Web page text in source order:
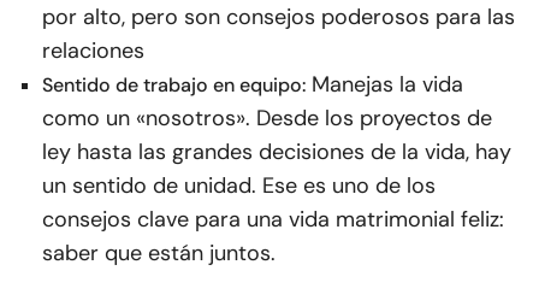
por alto, pero son consejos poderosos para las
relaciones
Sentido de trabajo en equipo: Manejas la vida
como un «nosotros». Desde los proyectos de
ley hasta las grandes decisiones de la vida, hay
un sentido de unidad. Ese es uno de los
consejos clave para una vida matrimonial feliz:
saber que están juntos.